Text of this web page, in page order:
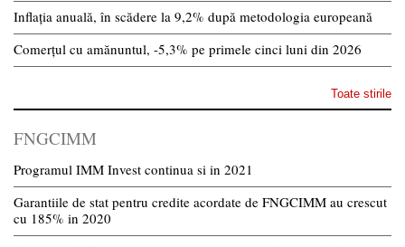
Inflația anuală, în scădere la 9,2% după metodologia europeană
Comerțul cu amănuntul, -5,3% pe primele cinci luni din 2026
Toate stirile
FNGCIMM
Programul IMM Invest continua si in 2021
Garantiile de stat pentru credite acordate de FNGCIMM au crescut
cu 185% in 2020